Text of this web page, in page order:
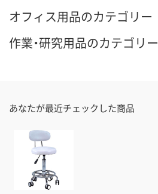
オフィス用品のカテゴリー
作業・研究用品のカテゴリー
あなたが最近チェックした商品